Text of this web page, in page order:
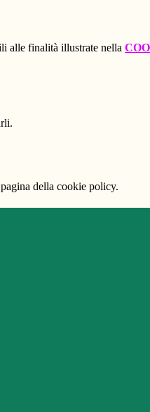
alle finalità illustrate nella
della cookie policy.